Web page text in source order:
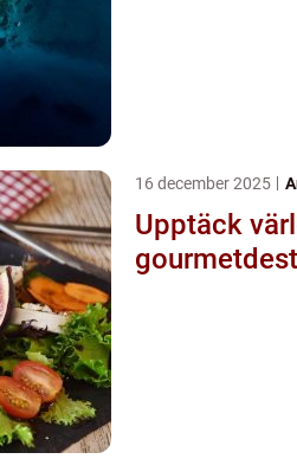
16 december 2025
Upptäck